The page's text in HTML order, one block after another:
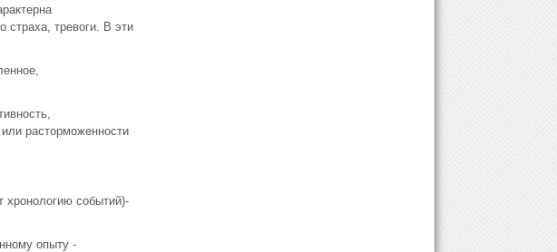
страха, тревоги. В эти
расторможенности
хронологию событий)-
опыту -